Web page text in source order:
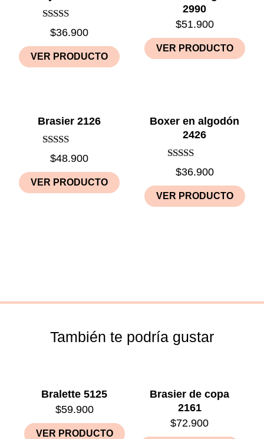
Rated
5.00
out of 5
$36.900
VER PRODUCTO
2990
$51.900
VER PRODUCTO
Brasier 2126
Rated
5.00
out of 5
$48.900
VER PRODUCTO
Boxer en algodón
2426
Rated
3.00
out of 5
$36.900
VER PRODUCTO
También te podría gustar
Bralette 5125
$59.900
VER PRODUCTO
Brasier de copa
2161
$72.900